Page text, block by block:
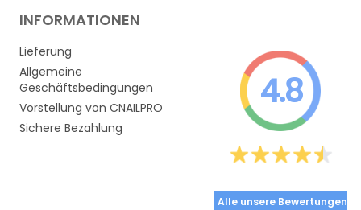
INFORMATIONEN
Lieferung
Allgemeine
Geschäftsbedingungen
Vorstellung von CNAILPRO
Sichere Bezahlung
4.8
Alle unsere Bewertungen